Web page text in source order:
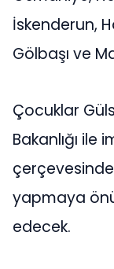
İskenderun,
Gölbaşı ve
Çocuklar
Bakanlığı ile
yapmaya
edecek.